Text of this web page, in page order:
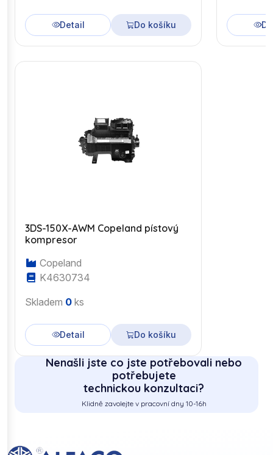
Detail Do košíku
3DS-150X-AWM Copeland pístový
kompresor
Copeland
K4630734
Skladem 0 ks
Detail Do košíku
Nenašli jste co jste potřebovali nebo
potřebujete
technickou konzultaci?
Klidně zavolejte v pracovní dny 10-16h